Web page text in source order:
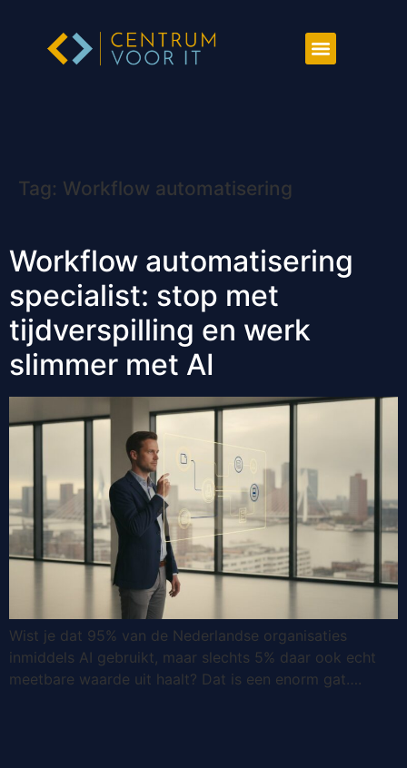
Tag: Workflow automatisering
Workflow automatisering
specialist: stop met
tijdverspilling en werk
slimmer met AI
Wist je dat 95% van de Nederlandse organisaties
inmiddels AI gebruikt, maar slechts 5% daar ook echt
meetbare waarde uit haalt? Dat is een enorm gat….